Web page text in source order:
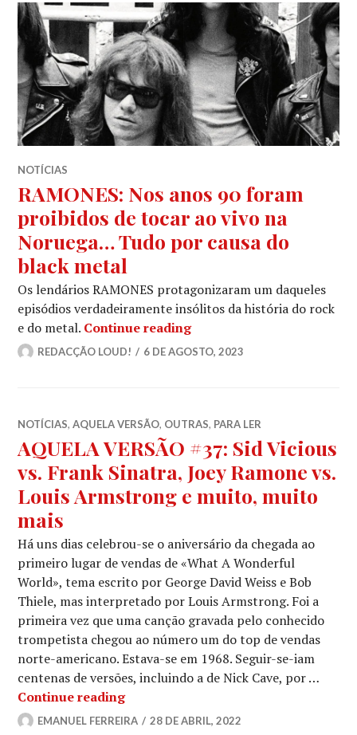
NOTÍCIAS
RAMONES: Nos anos 90 foram
proibidos de tocar ao vivo na
Noruega… Tudo por causa do
black metal
Os lendários RAMONES protagonizaram um daqueles
episódios verdadeiramente insólitos da história do rock
e do metal. Continue readingRAMONES: Nos anos 90
REDACÇÃO LOUD! 6 DE AGOSTO, 2023
NOTÍCIAS,AQUELA VERSÃO, OUTRAS, PARA LER
AQUELA VERSÃO #37: Sid Vicious
vs. Frank Sinatra, Joey Ramone vs.
Louis Armstrong e muito, muito
mais
Há uns dias celebrou-se o aniversário da chegada ao
primeiro lugar de vendas de «What A Wonderful
World», tema escrito por George David Weiss e Bob
Thiele, mas interpretado por Louis Armstrong. Foi a
primeira vez que uma canção gravada pelo conhecido
trompetista chegou ao número um do top de vendas
norte-americano. Estava-se em 1968. Seguir-se-iam
centenas de versões, incluindo a de Nick Cave, por …
Continue readingAQUELA VERSÃO #37: Sid Vicious
EMANUEL FERREIRA 28 DE ABRIL, 2022